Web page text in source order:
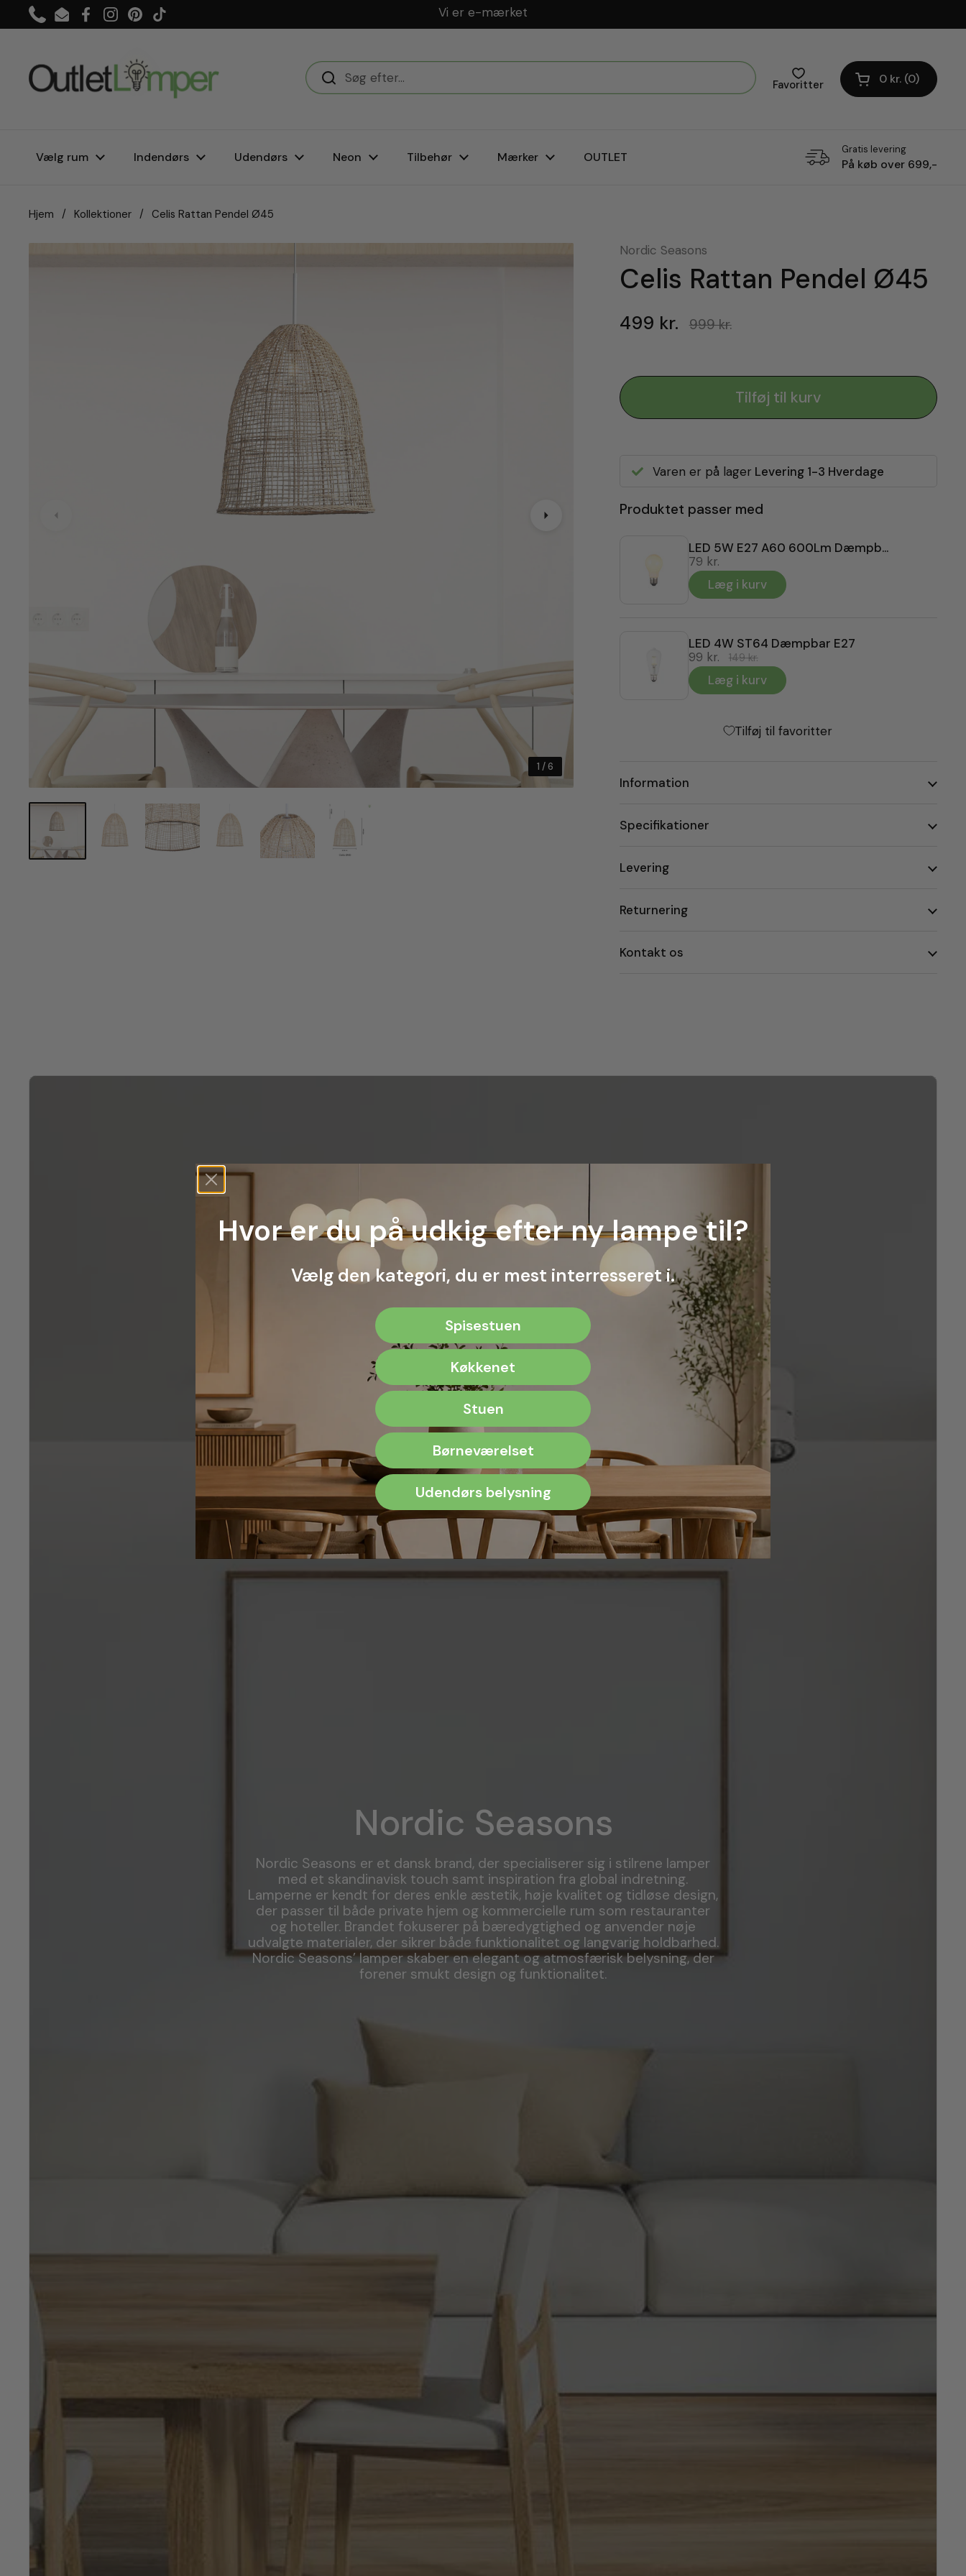
Gå til indhold
PhoneEmailFacebook
Instagram
Pinterest
TikTok Dansk webshop
Favoritter Åben vogn
0 kr. 0
Vælg rum Indendørs Udendørs Neon Tilbehør Mærker OUTLET
Gratis levering
På køb over 699,-
Hjem / Kollektioner / Celis Rattan Pendel Ø45
1 / 6
Nordic Seasons
Celis Rattan Pendel Ø45
499 kr. 999 kr.
Tilføj til kurv
Varen er på lager Levering 1-3 Hverdage
Produktet passer med
LED 5W E27 A60 600Lm Dæmpbar
79 kr.
Læg i kurv
LED 4W ST64 Dæmpbar E27
99 kr.
149 kr.
Læg i kurv
Tilføj til favoritter
Information
Specifikationer
Levering
Returnering
Kontakt os
Nordic Seasons
Nordic Seasons er et dansk brand, der specialiserer sig i stilrene lamper
med et skandinavisk touch samt inspiration fra global indretning.
Lamperne er kendt for deres enkle æstetik, høje kvalitet og tidløse design,
der passer til både private hjem og kommercielle rum som restauranter
og hoteller. Brandet fokuserer på bæredygtighed og anvender nøje
udvalgte materialer, der sikrer både funktionalitet og langvarig holdbarhed.
Nordic Seasons’ lamper skaber en elegant og atmosfærisk belysning, der
forener smukt design og funktionalitet.
Hvor er du på udkig efter ny lampe til?
Vælg den kategori, du er mest interresseret i.
Spisestuen
Køkkenet
Stuen
Børneværelset
Udendørs belysning